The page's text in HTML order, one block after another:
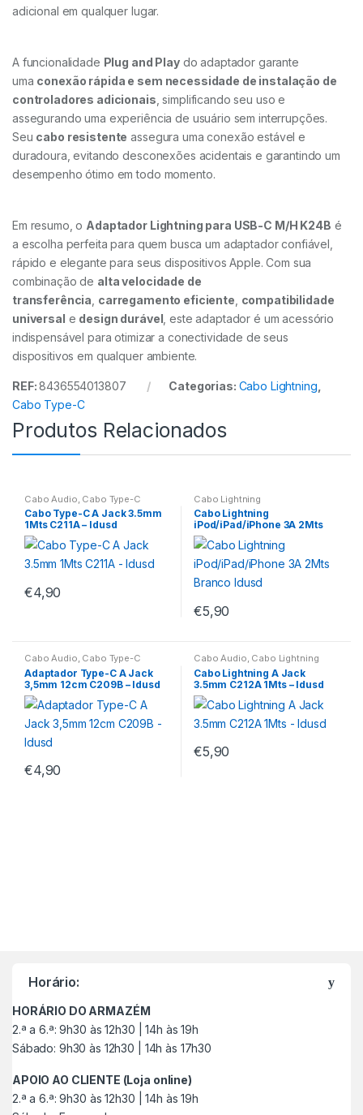
adicional em qualquer lugar.
A funcionalidade Plug and Playdo adaptador garante
uma conexão rápida e sem necessidade de instalação de
controladores adicionais , simplificando seu uso e
assegurando uma experiência de usuário sem interrupções.
Seu cabo resistente assegura uma conexão estável e
duradoura, evitando desconexões acidentais e garantindo um
desempenho ótimo em todo momento.
Em resumo, o Adaptador Lightning para USB-C M/H K24B é
a escolha perfeita para quem busca um adaptador confiável,
rápido e elegante para seus dispositivos Apple. Com sua
combinação de alta velocidade de
transferência carregamento eficiente compatibilidade
universal e design durável , este adaptador é um acessório
indispensável para otimizar a conectividade de seus
dispositivos em qualquer ambiente.
REF:8436554013807 Categorias: Cabo Lightning
Cabo Type-C
Produtos Relacionados
Cabo Áudio Cabo Type-C
Cabo Type-C A Jack 3.5mm
1Mts C211A – Idusd
€4,90
Cabo Lightning
Cabo Lightning
iPod/iPad/iPhone 3A 2Mts
Branco Idusd
€5,90
Cabo Áudio, Cabo Type-C
Adaptador Type-C A Jack
3,5mm 12cm C209B – Idusd
€4,90
Cabo Áudio, Cabo Lightning
Cabo Lightning A Jack
3.5mm C212A 1Mts – Idusd
€5,90
Horário:
HORÁRIO DO ARMAZÉM
2.ª a 6.ª: 9h30 às 12h30 | 14h às 19h
Sábado: 9h30 às 12h30 | 14h às 17h30
APOIO AO CLIENTE (Loja online)
2.ª a 6.ª: 9h30 às 12h30 | 14h às 19h